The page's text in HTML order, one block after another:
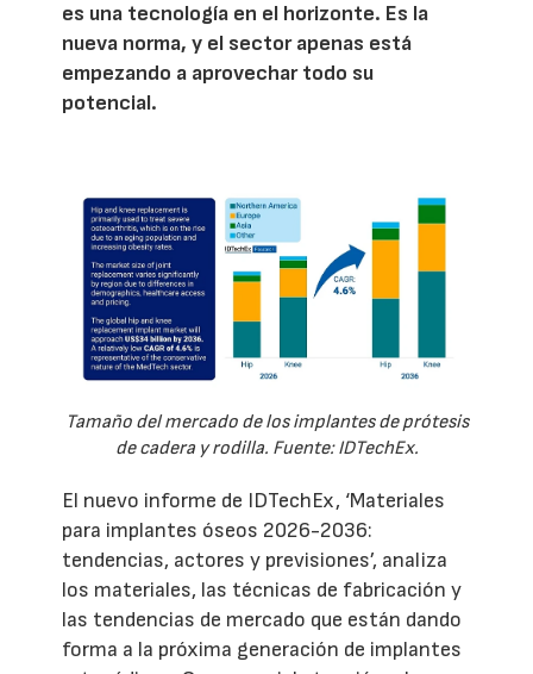
es una tecnología en el horizonte. Es la
nueva norma, y el sector apenas está
empezando a aprovechar todo su
potencial.
Tamaño del mercado de los implantes de prótesis
de cadera y rodilla. Fuente: IDTechEx.
El nuevo informe de IDTechEx, ‘Materiales
para implantes óseos 2026-2036:
tendencias, actores y previsiones’, analiza
los materiales, las técnicas de fabricación y
las tendencias de mercado que están dando
forma a la próxima generación de implantes